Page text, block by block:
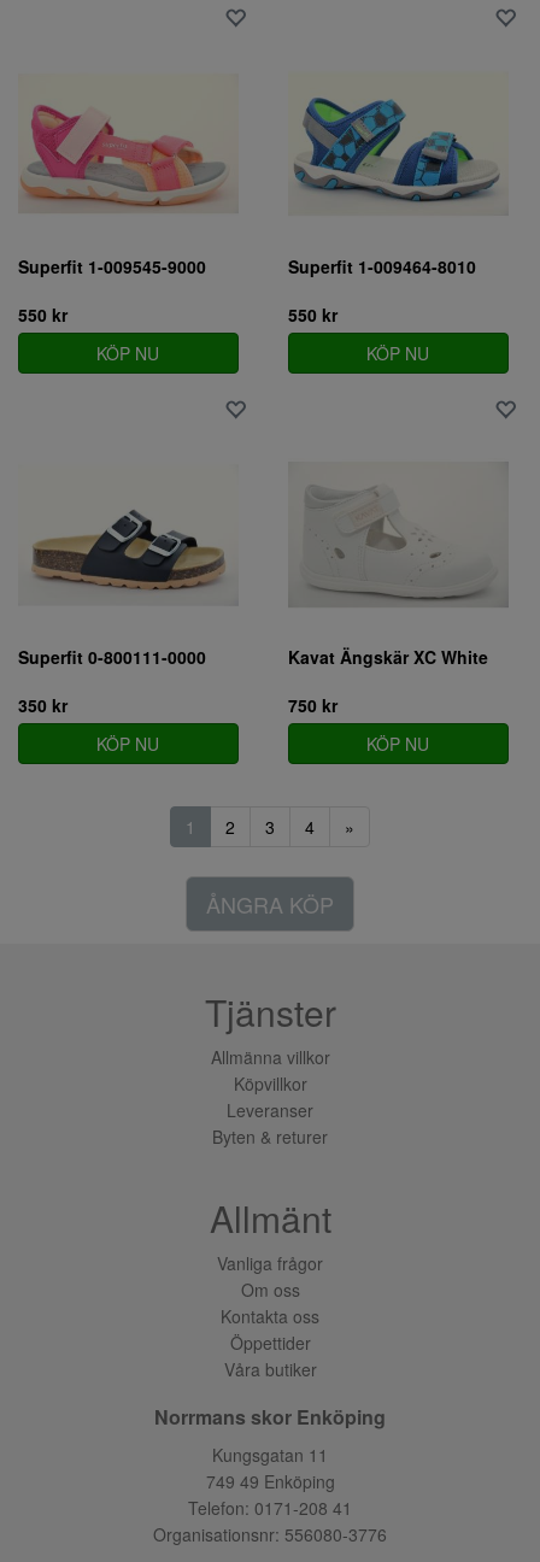
Superfit 1-009545-9000
550 kr
KÖP NU
Superfit 1-009464-8010
550 kr
KÖP NU
Superfit 0-800111-0000
350 kr
KÖP NU
Kavat Ängskär XC White
750 kr
KÖP NU
1 2 3 4 »
ÅNGRA KÖP
Tjänster
Allmänna villkor
Köpvillkor
Leveranser
Byten & returer
Allmänt
Vanliga frågor
Om oss
Kontakta oss
Öppettider
Våra butiker
Norrmans skor Enköping
Kungsgatan 11
749 49 Enköping
Telefon: 0171-208 41
Organisationsnr: 556080-3776